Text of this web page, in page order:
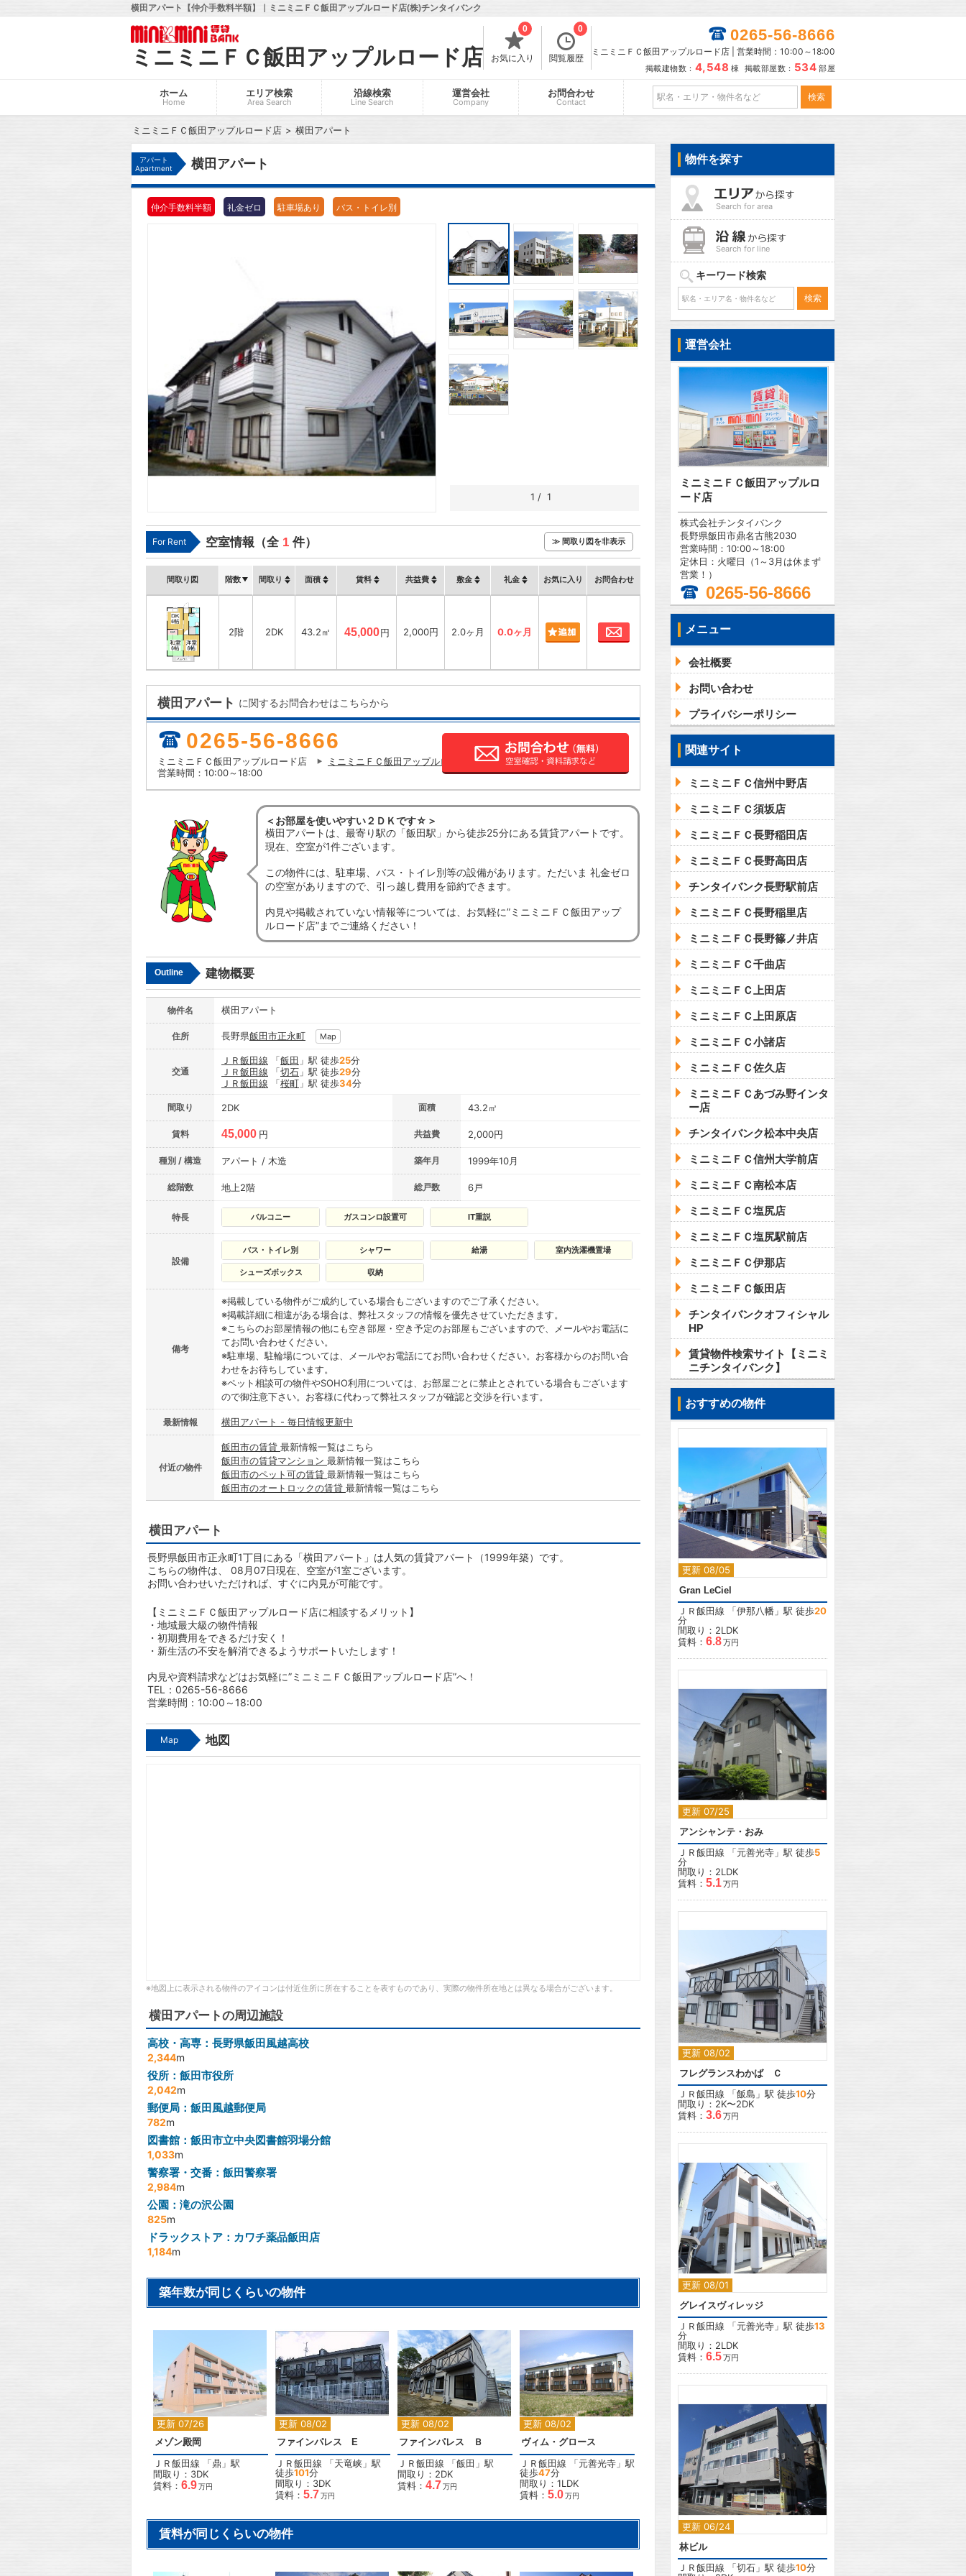
横田アパート【仲介手数料半額】｜ミニミニＦＣ飯田アップルロード店(株)チンタイバンク
ミニミニＦＣ飯田アップルロード店 お気に入り
0
閲覧履歴
0 0265-56-8666
ミニミニＦＣ飯田アップルロード店 | 営業時間：10:00～18:00
掲載建物数： 4,548 棟 掲載部屋数： 534 部屋
ホーム
Home
エリア検索
Area Search
沿線検索
Line Search
運営会社
Company
お問合わせ
Contact
ミニミニＦＣ飯田アップルロード店 横田アパート
アパート
Apartment
横田アパート
仲介手数料半額 礼金ゼロ 駐車場あり バス・トイレ別
1 / 1
For Rent 空室情報（全 1 件） ≫ 間取り図を非表示
間取り図 階数 間取り 面積 賃料 共益費 敷金 礼金 お気に入り お問合わせ
2階 2DK 43.2㎡ 45,000円 2,000円 2.0ヶ月 0.0ヶ月 お問合わせ
横田アパート に関するお問合わせはこちらから
0265-56-8666
ミニミニＦＣ飯田アップルロード店
ミニミニＦＣ飯田アップルロード店の店舗情報
営業時間：10:00～18:00
＜お部屋を使いやすい２ＤＫです☆＞
横田アパートは、最寄り駅の「飯田駅」から徒歩25分にある賃貸アパートです。
現在、空室が1件ございます。
この物件には、駐車場、バス・トイレ別等の設備があります。ただいま 礼金ゼロ
の空室がありますので、引っ越し費用を節約できます。
内見や掲載されていない情報等については、お気軽に”ミニミニＦＣ飯田アップ
ルロード店”までご連絡ください！
Outline 建物概要
物件名 横田アパート
住所 長野県飯田市正永町 Map
交通
ＪＲ飯田線 「飯田 」駅 徒歩25分
ＪＲ飯田線 「切石 」駅 徒歩29分
ＪＲ飯田線 「桜町 」駅 徒歩34分
間取り 2DK 面積 43.2㎡
賃料 45,000 円 共益費 2,000円
種別 / 構造 アパート / 木造 築年月 1999年10月
総階数 地上2階 総戸数 6戸
特長 バルコニー ガスコンロ設置可 IT重説
設備
バス・トイレ別 シャワー 給湯 室内洗濯機置場
シューズボックス 収納
備考
※掲載している物件がご成約している場合もございますのでご了承ください。
※掲載詳細に相違がある場合は、弊社スタッフの情報を優先させていただきます。
※こちらのお部屋情報の他にも空き部屋・空き予定のお部屋もございますので、メールやお電話に
てお問い合わせください。
※駐車場、駐輪場については、メールやお電話にてお問い合わせください。お客様からのお問い合
わせをお待ちしています。
※ペット相談可の物件やSOHO利用については、お部屋ごとに禁止とされている場合もございます
ので御注意下さい。お客様に代わって弊社スタッフが確認と交渉を行います。
最新情報 横田アパート - 毎日情報更新中
付近の物件
飯田市の賃貸 最新情報一覧はこちら
飯田市の賃貸マンション 最新情報一覧はこちら
飯田市のペット可の賃貸 最新情報一覧はこちら
飯田市のオートロックの賃貸 最新情報一覧はこちら
横田アパート
長野県飯田市正永町1丁目にある「横田アパート」は人気の賃貸アパート（1999年築）です。
こちらの物件は、 08月07日現在、空室が1室ございます。
お問い合わせいただければ、すぐに内見が可能です。
【ミニミニＦＣ飯田アップルロード店に相談するメリット】
・地域最大級の物件情報
・初期費用をできるだけ安く！
・新生活の不安を解消できるようサポートいたします！
内見や資料請求などはお気軽に”ミニミニＦＣ飯田アップルロード店”へ！
TEL：0265-56-8666
営業時間：10:00～18:00
Map 地図
※地図上に表示される物件のアイコンは付近住所に所在することを表すものであり、実際の物件所在地とは異なる場合がございます。
横田アパートの周辺施設
高校・高専：長野県飯田風越高校
2,344m
役所：飯田市役所
2,042m
郵便局：飯田風越郵便局
782m
図書館：飯田市立中央図書館羽場分館
1,033m
警察署・交番：飯田警察署
2,984m
公園：滝の沢公園
825m
ドラックストア：カワチ薬品飯田店
1,184m
築年数が同じくらいの物件
更新 07/26
2
メゾン殿岡
ＪＲ飯田線 「鼎 」駅
間取り：3DK
賃料： 6.9万円
更新 08/02
2
ファインパレス E
ＪＲ飯田線 「天竜峡 」駅
徒歩101分
間取り：3DK
賃料： 5.7万円
更新 08/02
2
ファインパレス Ｂ
ＪＲ飯田線 「飯田 」駅
間取り：2DK
賃料： 4.7万円
更新 08/02
2
ヴィム・グロース
ＪＲ飯田線 「元善光寺 」駅
徒歩47分
間取り：1LDK
賃料： 5.0万円
賃料が同じくらいの物件
物件を探す
Search for area
Search for line
キーワード検索
運営会社
ミニミニＦＣ飯田アップルロ
ード店
株式会社チンタイバンク
長野県飯田市鼎名古熊2030
営業時間：10:00～18:00
定休日：火曜日（1～3月は休まず
営業！）
0265-56-8666
メニュー
会社概要
お問い合わせ
プライバシーポリシー
関連サイト
ミニミニＦＣ信州中野店
ミニミニＦＣ須坂店
ミニミニＦＣ長野稲田店
ミニミニＦＣ長野高田店
チンタイバンク長野駅前店
ミニミニＦＣ長野稲里店
ミニミニＦＣ長野篠ノ井店
ミニミニＦＣ千曲店
ミニミニＦＣ上田店
ミニミニＦＣ上田原店
ミニミニＦＣ小諸店
ミニミニＦＣ佐久店
ミニミニＦＣあづみ野インタ
ー店
チンタイバンク松本中央店
ミニミニＦＣ信州大学前店
ミニミニＦＣ南松本店
ミニミニＦＣ塩尻店
ミニミニＦＣ塩尻駅前店
ミニミニＦＣ伊那店
ミニミニＦＣ飯田店
チンタイバンクオフィシャル
HP
賃貸物件検索サイト【ミニミ
ニチンタイバンク】
おすすめの物件
更新 08/05
2
Gran LeCiel
ＪＲ飯田線 「伊那八幡 」駅 徒歩20
分
間取り：2LDK
賃料： 6.8万円
更新 07/25
2
アンシャンテ・おみ
ＪＲ飯田線 「元善光寺 」駅 徒歩5
分
間取り：2LDK
賃料： 5.1万円
更新 08/02
2
フレグランスわかば Ｃ
ＪＲ飯田線 「飯島 」駅 徒歩10分
間取り：2K〜2DK
賃料： 3.6万円
更新 08/01
2
グレイスヴィレッジ
ＪＲ飯田線 「元善光寺 」駅 徒歩13
分
間取り：2LDK
賃料： 6.5万円
更新 06/24
林ビル
ＪＲ飯田線 「切石 」駅 徒歩10分